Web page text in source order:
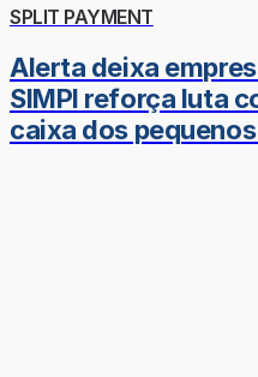
SPLIT PAYMENT
Alerta deixa
SIMPI reforça luta
caixa dos